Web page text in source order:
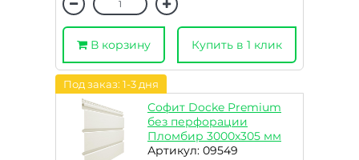
В корзину Купить в 1 клик
Под заказ: 1-3 дня
Софит Docke Premium
без перфорации
Пломбир 3000х305 мм
Артикул: 09549